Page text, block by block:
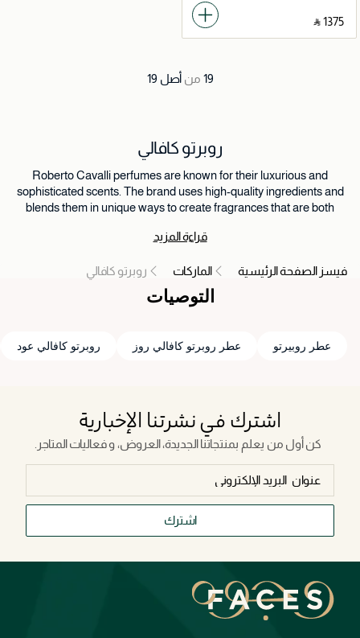
‎ ⃁ ⁦1375⁩ ‎
19 من أصل
روبرتو كافالي
Roberto Cavalli perfumes are known for their luxurious and
sophisticated scents. The brand uses high-quality ingredients and
blends them in unique ways to create fragrances that are both
their bold and confident scents. The brand's fragrances are perfect
قراءة المزيد
فيسز الصفحة الرئيسية الماركات روبرتو كافالي
التوصيات
عطر روبيرتو عطر روبرتو كافالي روز روبرتو كافالي عود
اشترك في نشرتنا الإخبارية
كن أول من يعلم بمنتجاتنا الجديدة، العروض، و فعاليات المتاجر.
اشترك